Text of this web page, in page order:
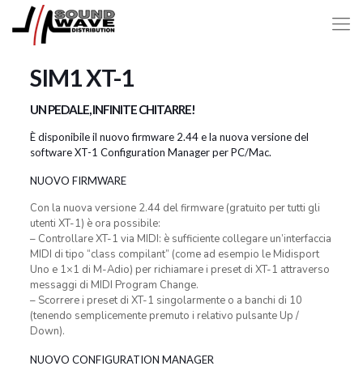
SIM1 XT-1
UN PEDALE, INFINITE CHITARRE!
È disponibile il nuovo firmware 2.44 e la nuova versione del
software XT-1 Configuration Manager per PC/Mac.
NUOVO FIRMWARE
Con la nuova versione 2.44 del firmware (gratuito per tutti gli
utenti XT-1) è ora possibile:
– Controllare XT-1 via MIDI: è sufficiente collegare un’interfaccia
MIDI di tipo “class compilant” (come ad esempio le Midisport
Uno e 1×1 di M-Adio) per richiamare i preset di XT-1 attraverso
messaggi di MIDI Program Change.
– Scorrere i preset di XT-1 singolarmente o a banchi di 10
(tenendo semplicemente premuto i relativo pulsante Up /
Down).
NUOVO CONFIGURATION MANAGER